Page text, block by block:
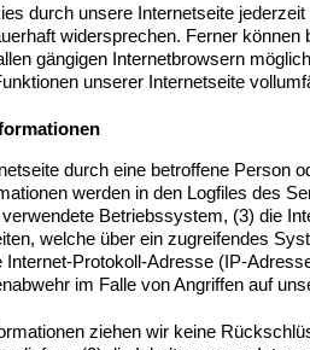
durch unsere Internetseite
widersprechen. Ferner
gängigen Internetbrowsern
unserer Internetseite
durch eine betroffene Person
werden in den Logfiles des
Betriebssystem, (3) die
welche über ein zugreifendes
Protokoll-Adresse (IP-
im Falle von Angriffen auf
ziehen wir keine